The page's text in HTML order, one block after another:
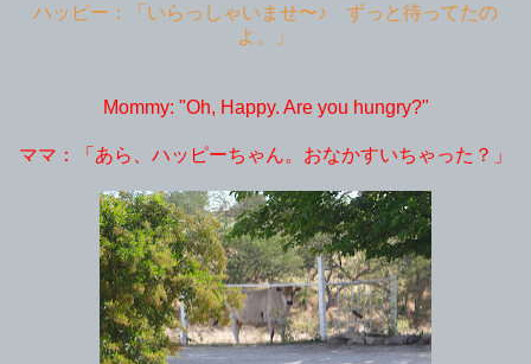
ハッピー：「いらっしゃいませ〜♪ ずっと待ってたの
よ。」
Mommy: "Oh, Happy. Are you hungry?"
ママ：「あら、ハッピーちゃん。おなかすいちゃった？」